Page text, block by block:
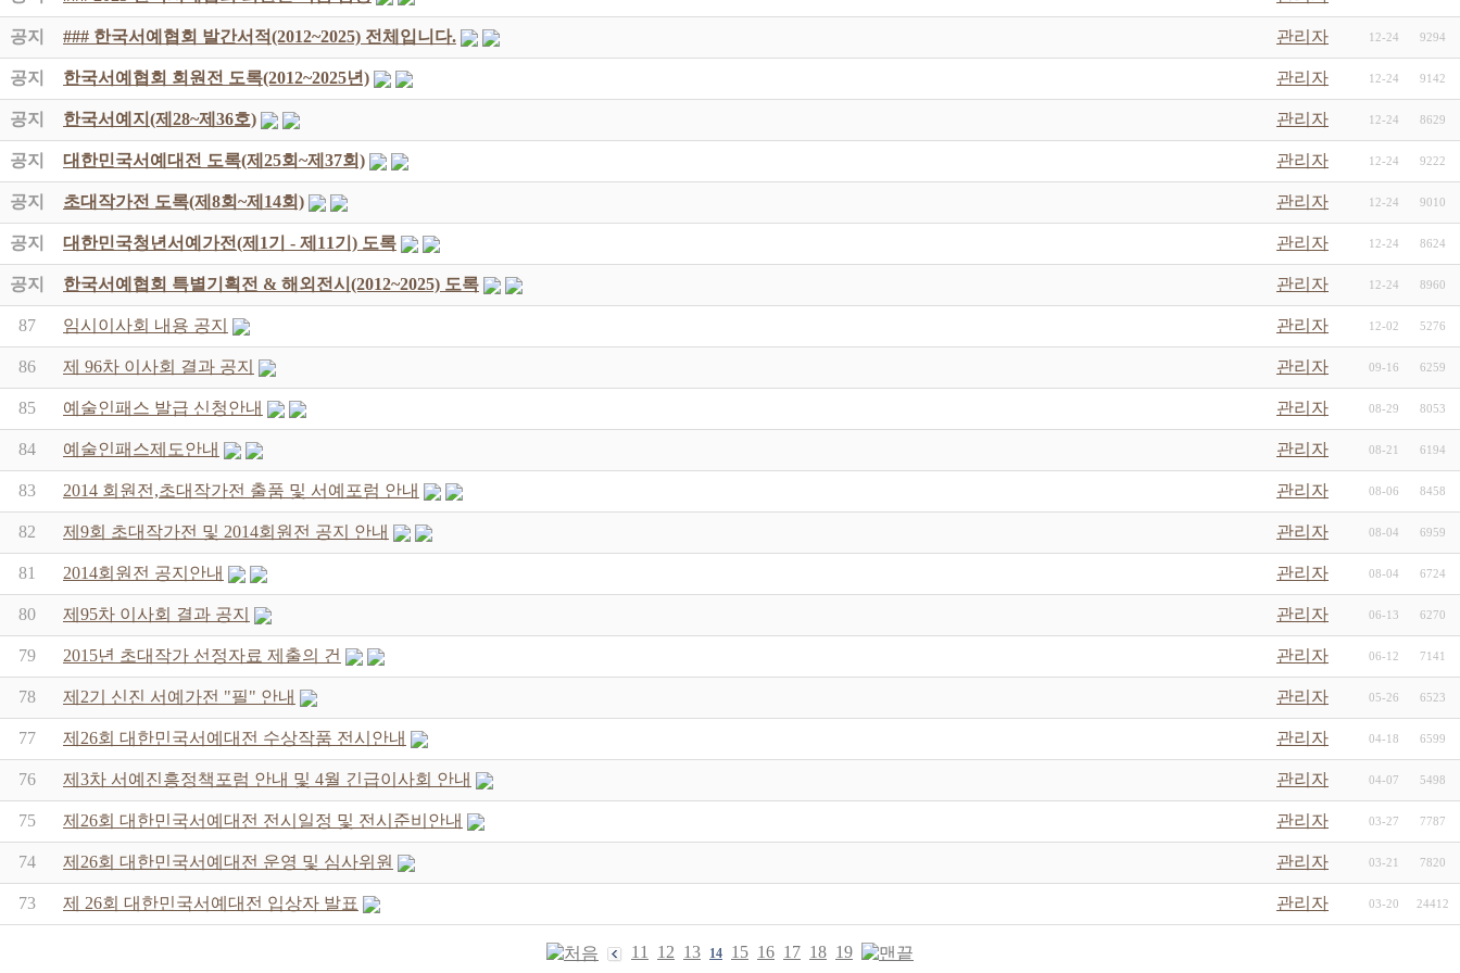
공지 ### 한국서예협회 발간서적(2012~2025) 전체입니다. 관리자 12-24 9294
공지 한국서예협회 회원전 도록(2012~2025년) 관리자 12-24 9142
공지 한국서예지(제28~제36호) 관리자 12-24 8629
공지 대한민국서예대전 도록(제25회~제37회) 관리자 12-24 9222
공지 초대작가전 도록(제8회~제14회) 관리자 12-24 9010
공지 대한민국청년서예가전(제1기 - 제11기) 도록 관리자 12-24 8624
공지 한국서예협회 특별기획전 & 해외전시(2012~2025) 도록 관리자 12-24 8960
87 임시이사회 내용 공지 관리자 12-02 5276
86 제 96차 이사회 결과 공지 관리자 09-16 6259
85 예술인패스 발급 신청안내 관리자 08-29 8053
84 예술인패스제도안내 관리자 08-21 6194
83 2014 회원전,초대작가전 출품 및 서예포럼 안내 관리자 08-06 8458
82 제9회 초대작가전 및 2014회원전 공지 안내 관리자 08-04 6959
81 2014회원전 공지안내 관리자 08-04 6724
80 제95차 이사회 결과 공지 관리자 06-13 6270
79 2015년 초대작가 선정자료 제출의 건 관리자 06-12 7141
78 제2기 신진 서예가전 "필" 안내 관리자 05-26 6523
77 제26회 대한민국서예대전 수상작품 전시안내 관리자 04-18 6599
76 제3차 서예진흥정책포럼 안내 및 4월 긴급이사회 안내 관리자 04-07 5498
75 제26회 대한민국서예대전 전시일정 및 전시준비안내 관리자 03-27 7787
74 제26회 대한민국서예대전 운영 및 심사위원 관리자 03-21 7820
73 제 26회 대한민국서예대전 입상자 발표 관리자 03-20 24412
11 12 13 14 15 16 17 18 19